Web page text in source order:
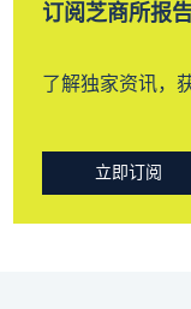
订阅芝商所报
了解独家资讯，
立即订阅